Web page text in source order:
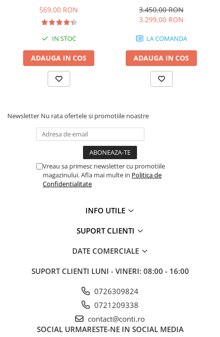
Placi compactoare reversibile
Cilindri vibrocompactori
Betoniere
Accesorii betoniere
Scari de lucru si schele
Echipamente de ridicat
Echipamente pentru transport
Accesorii pentru depozitare,
transport
Tehnica diamantata
Masini de sapat santuri (Trenchere)
Accesorii pentru santier
Tubulatura evacuare deseuri
Parapeti rutieri
569,00 RON
IN STOC
ADAUGA IN COS
3.450,00 RON
3.299,00 RON
LA COMANDA
ADAUGA IN COS
Newsletter Nu rata ofertele si promotiile noastre
Vreau sa primesc newsletter cu promotiile
magazinului. Afla mai multe in Politica de
Confidentialitate
INFO UTILE
SUPORT CLIENTI
DATE COMERCIALE
SUPORT CLIENTI LUNI - VINERI: 08:00 - 16:00
0726309824
0721209338
contact@conti.ro
SOCIAL URMARESTE-NE IN SOCIAL MEDIA